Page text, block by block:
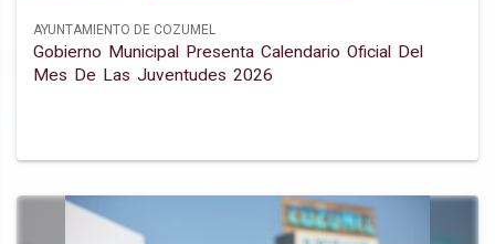
AYUNTAMIENTO DE COZUMEL
Gobierno Municipal Presenta Calendario Oficial Del
Mes De Las Juventudes 2026